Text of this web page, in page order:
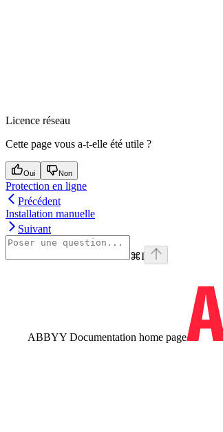
Licence réseau
Cette page vous a-t-elle été utile ?
Oui Non
Protection en ligne
Précédent
Installation manuelle
Suivant
⌘I
ABBYY Documentation home page